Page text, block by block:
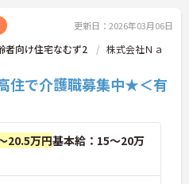
更新日：2026年03月06日
者向け住宅なむず2
株式会社Ｎａ
住で介護職募集中★＜有
20.5万円基本給：15～20万